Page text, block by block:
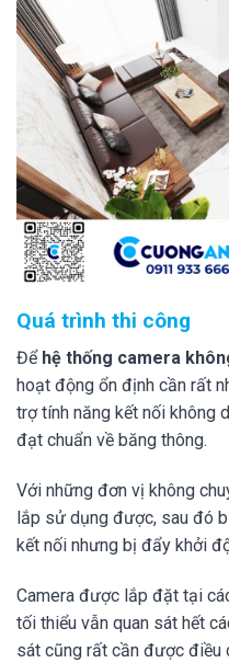
Quá trình thi công
Để hệ thống camera
hoạt động ổn định cần rất
trợ tính năng kết nối không
đạt chuẩn về băng thông.
Với những đơn vị không
lắp sử dụng được, sau đó
kết nối nhưng bị đẩy khởi
Camera được lắp đặt tại
tối thiểu vẫn quan sát hết
sát cũng rất cần được điều